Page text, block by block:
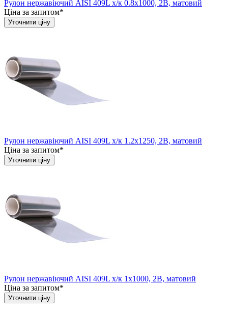
Рулон нержавіючий AISI 409L х/к 0.8х1000, 2B, матовий
Ціна за запитом*
Уточнити ціну
Рулон нержавіючий AISI 409L х/к 1.2х1250, 2B, матовий
Ціна за запитом*
Уточнити ціну
Рулон нержавіючий AISI 409L х/к 1х1000, 2B, матовий
Ціна за запитом*
Уточнити ціну